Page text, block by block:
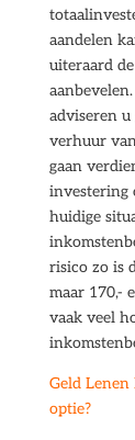
aandelen
uiteraard
adviseren u
verhuur
gaan
investering
huidige
risico zo is
maar 170,-
vaak veel
Geld Lenen
optie?